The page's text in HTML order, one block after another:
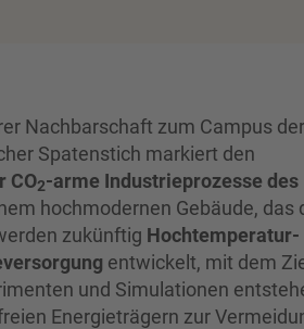
Nachbarschaft zum Campus der
Spatenstich markiert den
CO2-arme Industrieprozesse des
hochmodernen Gebäude, das
zukünftig Hochtemperatur-
entwickelt, mit dem
und Simulationen
Energieträgern zur